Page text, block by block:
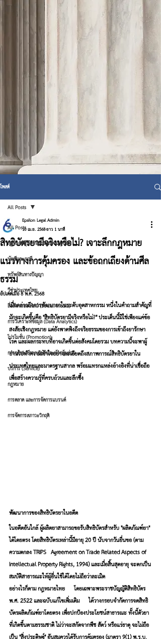
โพสต์
All Posts
กฎหมายคุ้มครองข้อมูลส่วนบุคคล
บัญชีและภาษี
ทรัพย์สินทางปัญญา
วีซ่าประเทศไทย
สื่อสังคมออนไลน์ (Social Media)
การวิเคราะห์ข้อมูล (Data Analytics)
โปรโมชั่น (Promotion)
การจดทะเบียนบริษัทและห้างหุ้นส่วน
บริการ (Service)
กฎหมาย
การตลาด และการจัดการแบรนด์
การจัดการสภาวะวิกฤติ
All Posts
สิทธิบัตรยามีจริงหรือไม่? เจาะลึกกฎหมาย
แนวทางการคุ้มครอง และข้อถกเถียงด้านศีล
ธรรม
Epsilon Legal Admin
10 เม.ย. 2568ยาว 1 นาที
อัปเดตเมื่อ8 พ.ค. 2568
เมื่อกล่าวถึงการพัฒนายาในระดับอุตสาหกรรม หนึ่งในคำถามสำคัญที่
มักจะเกิดขึ้นคือ "สิทธิบัตรยามีจริงหรือไม่?" ประเด็นนี้มิใช่เพียงแค่ข้อ
สงสัยเชิงกฎหมาย แต่ยังพาดพิงถึงจริยธรรมของการเข้าถึงยารักษา
โรค และผลกระทบที่อาจเกิดขึ้นต่อสังคมโดยรวม บทความนี้จะพาผู้
อ่านไปทำความเข้าใจอย่างละเอียดถึงสภาพการณ์สิทธิบัตรยาใน
ประเทศไทยและมาตรฐานสากล พร้อมแทรกแหล่งอ้างอิงที่น่าเชื่อถือ
เพื่อสร้างความรู้ที่ครบถ้วนและลึกซึ้ง
พัฒนาการของสิทธิบัตรยาในอดีต
ในอดีตอันใกล้ ผู้ผลิตยาสามารถขอรับสิทธิบัตรสำหรับ "ผลิตภัณฑ์ยา"
ได้โดยตรง โดยสิทธิบัตรเหล่านี้มีอายุ 20 ปี นับจากวันยื่นขอ (ตาม
ความตกลง TRIPS - Agreement on Trade-Related Aspects of
Intellectual Property Rights, 1994) และเมื่อสิ้นสุดอายุ จะตกเป็น
สมบัติสาธารณะให้ผู้อื่นใช้ได้โดยไม่ถือว่าละเมิด
อย่างไรก็ตาม กฎหมายไทย — โดยเฉพาะพระราชบัญญัติสิทธิบัตร
พ.ศ. 2522 และฉบับแก้ไขเพิ่มเติม — ได้วางกรอบจำกัดการจดสิทธิ
บัตรผลิตภัณฑ์ยาโดยตรง เพื่อปกป้องประโยชน์สาธารณะ ทั้งนี้ตัวยา
ที่เกิดขึ้นตามธรรมชาติ ไม่ว่าจะสกัดจากพืช สัตว์ หรือแร่ธาตุ จะไม่ถือ